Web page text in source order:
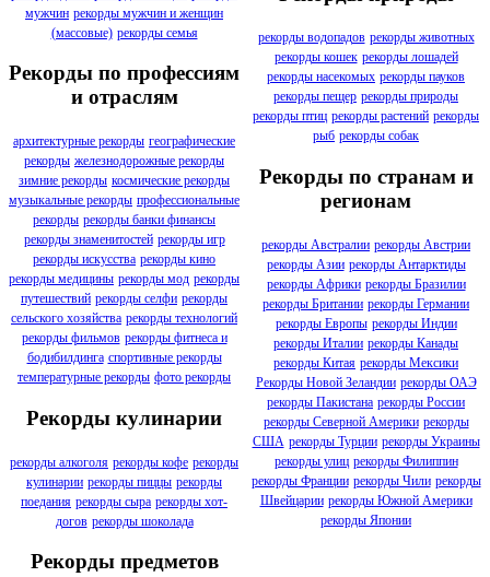
мужчин рекорды мужчин и женщин
(массовые) рекорды семья
Рекорды по профессиям
и отраслям
архитектурные рекорды географические
рекорды железнодорожные рекорды
зимние рекорды космические рекорды
музыкальные рекорды профессиональные
рекорды рекорды банки финансы
рекорды знаменитостей рекорды игр
рекорды искусства рекорды кино
рекорды медицины рекорды мод рекорды
путешествий рекорды селфи рекорды
сельского хозяйства рекорды технологий
рекорды фильмов рекорды фитнеса и
бодибилдинга спортивные рекорды
температурные рекорды фото рекорды
Рекорды кулинарии
рекорды алкоголя рекорды кофе рекорды
кулинарии рекорды пиццы рекорды
поедания рекорды сыра рекорды хот-
догов рекорды шоколада
Рекорды предметов
рекорды водопадов рекорды животных
рекорды кошек рекорды лошадей
рекорды насекомых рекорды пауков
рекорды пещер рекорды природы
рекорды птиц рекорды растений рекорды
рыб рекорды собак
Рекорды по странам и
регионам
рекорды Австралии рекорды Австрии
рекорды Азии рекорды Антарктиды
рекорды Африки рекорды Бразилии
рекорды Британии рекорды Германии
рекорды Европы рекорды Индии
рекорды Италии рекорды Канады
рекорды Китая рекорды Мексики
Рекорды Новой Зеландии рекорды ОАЭ
рекорды Пакистана рекорды России
рекорды Северной Америки рекорды
США рекорды Турции рекорды Украины
рекорды улиц рекорды Филиппин
рекорды Франции рекорды Чили рекорды
Швейцарии рекорды Южной Америки
рекорды Японии